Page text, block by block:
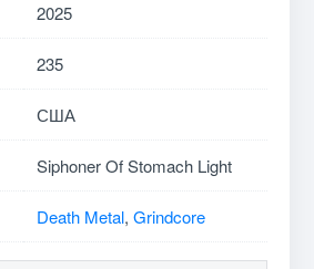
2025
235
США
Siphoner Of Stomach Light
Death Metal, Grindcore